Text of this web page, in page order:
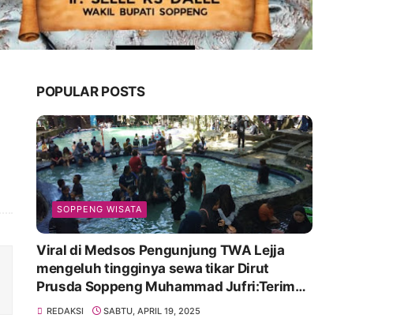
POPULAR POSTS
SOPPENG WISATA
Viral di Medsos Pengunjung TWA Lejja
mengeluh tingginya sewa tikar Dirut
Prusda Soppeng Muhammad Jufri:Terima
kasih bu bantu Promosikan
REDAKSI SABTU, APRIL 19, 2025